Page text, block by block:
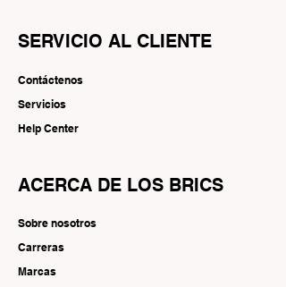
SERVICIO AL CLIENTE
Contáctenos
Servicios
Help Center
ACERCA DE LOS BRICS
Sobre nosotros
Carreras
Marcas